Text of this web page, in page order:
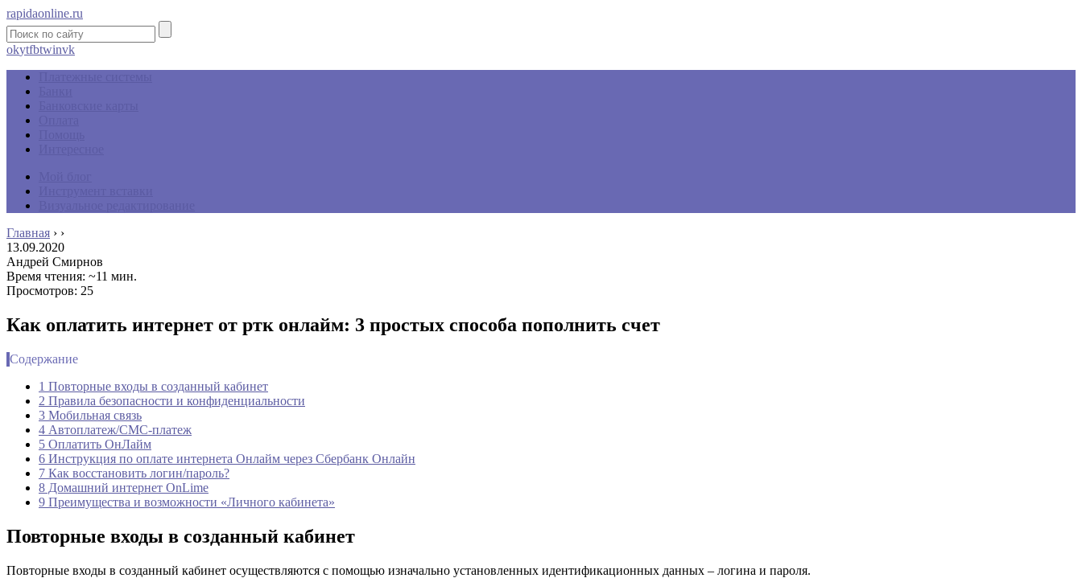
rapidaonline.ru
okytfbtwinvk
Главная › ›
13.09.2020
Андрей Смирнов
Время чтения: ~11 мин.
Просмотров: 25
Как оплатить интернет от ртк онлайм: 3 простых способа пополнить счет
Содержание
1 Повторные входы в созданный кабинет
2 Правила безопасности и конфиденциальности
3 Мобильная связь
4 Автоплатеж/СМС-платеж
5 Оплатить ОнЛайм
6 Инструкция по оплате интернета Онлайм через Сбербанк Онлайн
7 Как восстановить логин/пароль?
8 Домашний интернет OnLime
9 Преимущества и возможности «Личного кабинета»
Повторные входы в созданный кабинет
Повторные входы в созданный кабинет осуществляются с помощью изначально установленных идентификационных данных – логина и пароля.